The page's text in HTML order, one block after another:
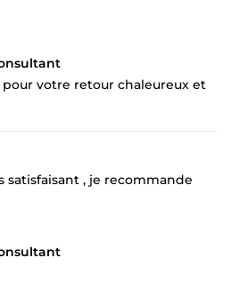
votre retour chaleureux et
satisfaisant , je recommande